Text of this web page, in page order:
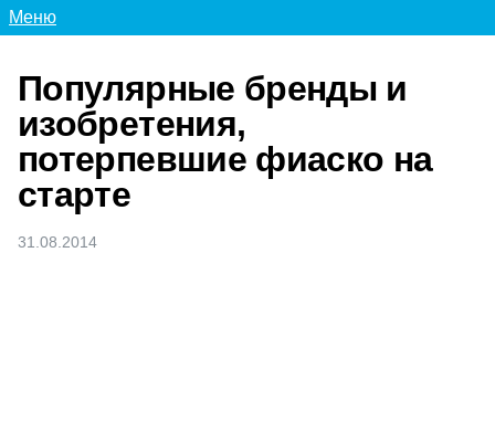
Меню
Популярные бренды и
изобретения,
потерпевшие фиаско на
старте
31.08.2014